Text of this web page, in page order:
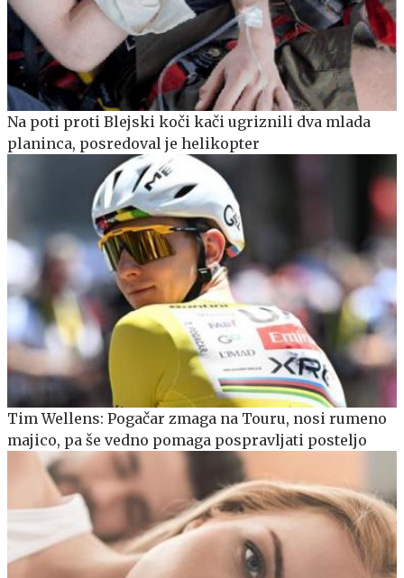
Na poti proti Blejski koči kači ugriznili dva mlada
planinca, posredoval je helikopter
Tim Wellens: Pogačar zmaga na Touru, nosi rumeno
majico, pa še vedno pomaga pospravljati posteljo